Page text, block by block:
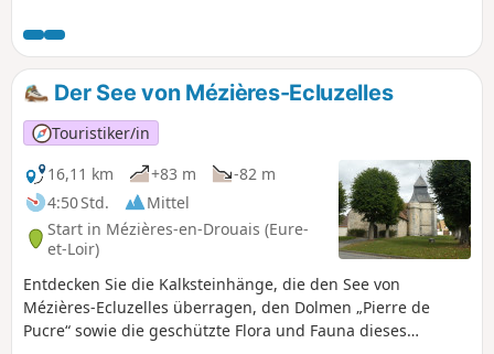
Kulturerbes.
Der See von Mézières-Ecluzelles
Touristiker/in
16,11 km
+83 m
-82 m
4:50 Std.
Mittel
Start in Mézières-en-Drouais (Eure-
et-Loir)
Entdecken Sie die Kalksteinhänge, die den See von
Mézières-Ecluzelles überragen, den Dolmen „Pierre de
Pucre“ sowie die geschützte Flora und Fauna dieses